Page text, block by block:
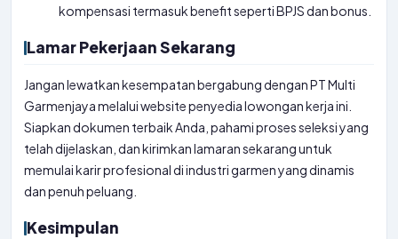
kompensasi termasuk benefit seperti BPJS dan bonus.
Lamar Pekerjaan Sekarang
Jangan lewatkan kesempatan bergabung dengan PT Multi
Garmenjaya melalui website penyedia lowongan kerja ini.
Siapkan dokumen terbaik Anda, pahami proses seleksi yang
telah dijelaskan, dan kirimkan lamaran sekarang untuk
memulai karir profesional di industri garmen yang dinamis
dan penuh peluang.
Kesimpulan